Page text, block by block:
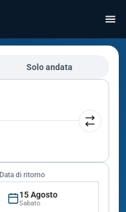
Solo andata
Data di ritorno
15 Agosto
Sabato